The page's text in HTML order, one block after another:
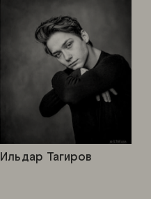
Ильдар Тагиров